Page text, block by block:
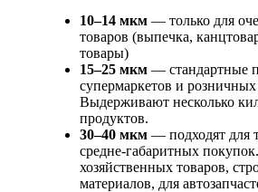
10–14 мкм — только для
товаров (выпечка,
товары)
15–25 мкм — стандартные
супермаркетов и
Выдерживают несколько
продуктов.
30–40 мкм — подходят для
средне-габаритных
хозяйственных товаров,
материалов, для